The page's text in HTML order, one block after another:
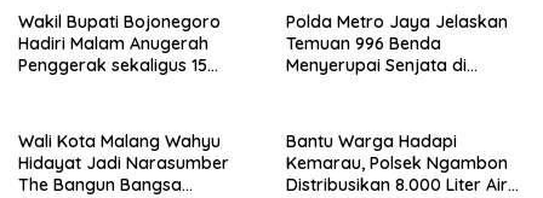
Wakil Bupati Bojonegoro
Hadiri Malam Anugerah
Penggerak sekaligus 15
Polda Metro Jaya Jelaskan
Temuan 996 Benda
Menyerupai Senjata di
Wali Kota Malang Wahyu
Hidayat Jadi Narasumber
The Bangun Bangsa
Bantu Warga Hadapi
Kemarau, Polsek Ngambon
Distribusikan 8.000 Liter Air